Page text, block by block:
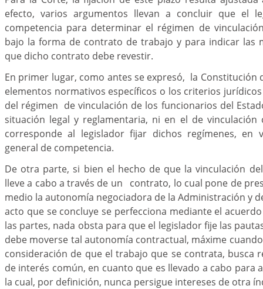
efecto, varios argumentos llevan a concluir que el
competencia para determinar el régimen de
bajo la forma de contrato de trabajo y para indicar las
que dicho contrato debe revestir.
En primer lugar, como antes se expresó, la Constitución
elementos normativos específicos o los criterios
del régimen de vinculación de los funcionarios del
situación legal y reglamentaria, ni en el de vinculación
corresponde al legislador fijar dichos regímenes, en
general de competencia.
De otra parte, si bien el hecho de que la vinculación
lleve a cabo a través de un contrato, lo cual pone de
medio la autonomía negociadora de la Administración y
acto que se concluye se perfecciona mediante el
las partes, nada obsta para que el legislador fije las
debe moverse tal autonomía contractual, máxime
consideración de que el trabajo que se contrata, busca
de interés común, en cuanto que es llevado a cabo para
la cual, por definición, nunca persigue intereses de otra